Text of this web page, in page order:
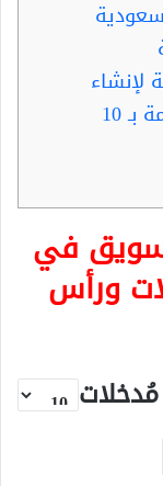
لإنشاء
متجر الكتروني في السعودية .. قائمة بـ 10
في
ورأس